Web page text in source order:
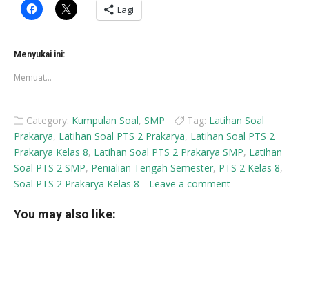
Klik
untuk
Facebook(Membuka
di
jendela
baru)
Klik
untuk
berbagi
Lagi
Menyukai ini:
Memuat...
Category: Kumpulan Soal, SMP Tag: Latihan Soal
Prakarya, Latihan Soal PTS 2 Prakarya, Latihan Soal PTS 2
Prakarya Kelas 8, Latihan Soal PTS 2 Prakarya SMP, Latihan
Soal PTS 2 SMP, Penialian Tengah Semester, PTS 2 Kelas 8,
Soal PTS 2 Prakarya Kelas 8
Leave a comment
You may also like: